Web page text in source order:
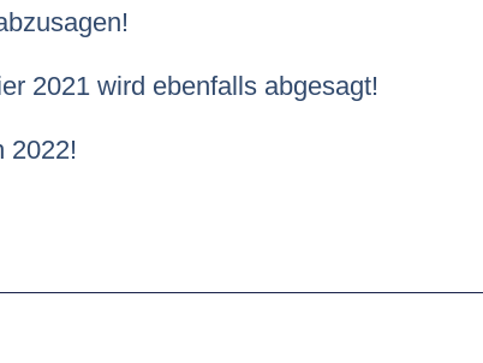
2021 wird ebenfalls abgesagt!
2022!